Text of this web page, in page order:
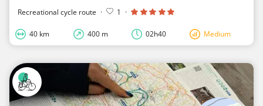
Recreational cycle route · 1 ·
40 km 400 m 02h40 Medium